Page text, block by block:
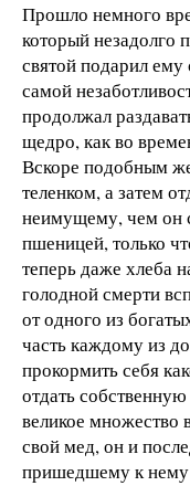
Прошло немного
который незадолго
святой подарил ему
самой
продолжал
щедро, как во
Вскоре подобным
теленком, а затем
неимущему, чем он
пшеницей, только
теперь даже хлеба
голодной смерти
от одного из
часть каждому из
прокормить себя
отдать
великое множество
свой мед, он и
пришедшему к